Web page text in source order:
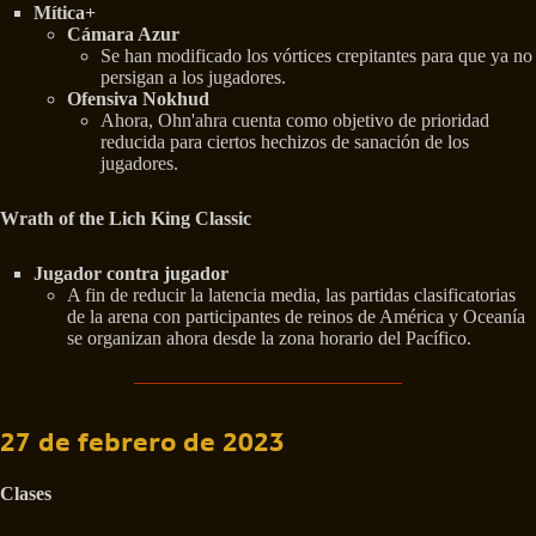
Mítica+
Cámara Azur
Se han modificado los vórtices crepitantes para que ya no
persigan a los jugadores.
Ofensiva Nokhud
Ahora, Ohn'ahra cuenta como objetivo de prioridad
reducida para ciertos hechizos de sanación de los
jugadores.
Wrath of the Lich King Classic
Jugador contra jugador
A fin de reducir la latencia media, las partidas clasificatorias
de la arena con participantes de reinos de América y Oceanía
se organizan ahora desde la zona horario del Pacífico.
27 de febrero de 2023
Clases